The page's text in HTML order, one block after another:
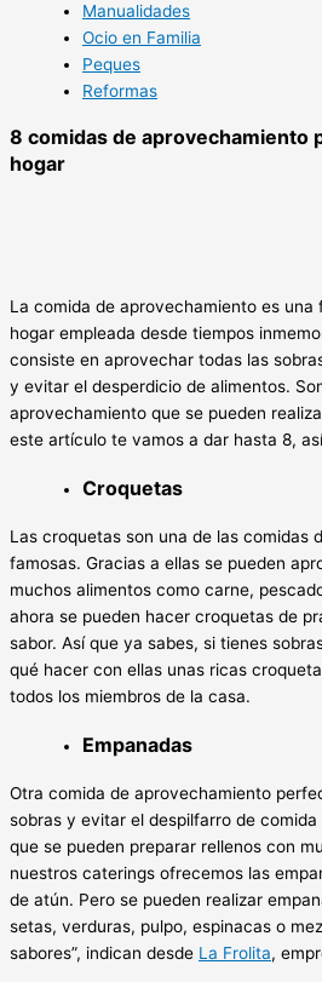
Manualidades
Ocio en Familia
Peques
Reformas
8 comidas de aprovechamiento
hogar
La comida de aprovechamiento es una
hogar empleada desde tiempos
consiste en aprovechar todas las
y evitar el desperdicio de alimentos.
aprovechamiento que se pueden
este artículo te vamos a dar hasta 8,
Croquetas
Las croquetas son una de las comidas
famosas. Gracias a ellas se pueden
muchos alimentos como carne,
ahora se pueden hacer croquetas de
sabor. Así que ya sabes, si tienes
qué hacer con ellas unas ricas
todos los miembros de la casa.
Empanadas
Otra comida de aprovechamiento
sobras y evitar el despilfarro de comida
que se pueden preparar rellenos con
nuestros caterings ofrecemos las
de atún. Pero se pueden realizar
setas, verduras, pulpo, espinacas o
sabores”, indican desde La Frolita,